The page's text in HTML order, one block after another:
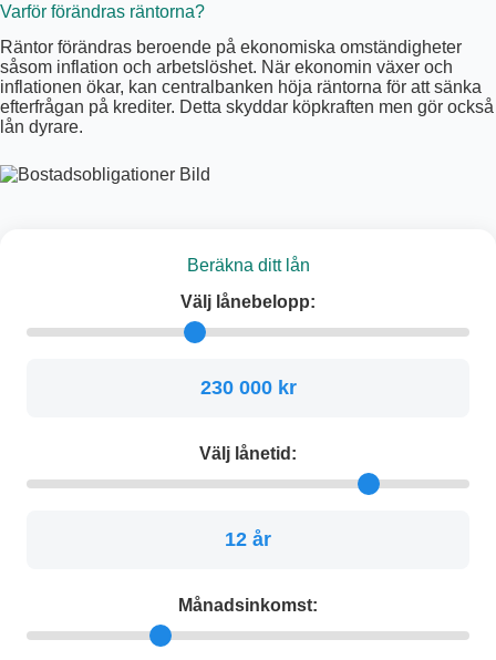
Varför förändras räntorna?
Räntor förändras beroende på ekonomiska omständigheter
såsom inflation och arbetslöshet. När ekonomin växer och
inflationen ökar, kan centralbanken höja räntorna för att sänka
efterfrågan på krediter. Detta skyddar köpkraften men gör också
lån dyrare.
Beräkna ditt lån
Välj lånebelopp:
230 000 kr
Välj lånetid:
12 år
Månadsinkomst: